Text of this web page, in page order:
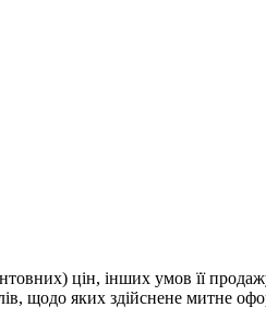
цін, інших умов її
щодо яких здійснене митне